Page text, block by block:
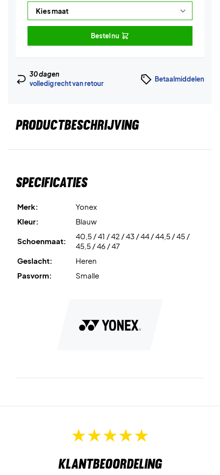
Bestel nu
30 dagen
volledig recht van retour
Betaalmiddelen
PRODUCTBESCHRIJVING
Specificaties
Merk:
Yonex
Kleur:
Blauw
Schoenmaat:
40,5 / 41 / 42 / 43 / 44 / 44,5 / 45 /
45,5 / 46 / 47
Geslacht:
Heren
Pasvorm:
Smalle
Klantbeoordeling